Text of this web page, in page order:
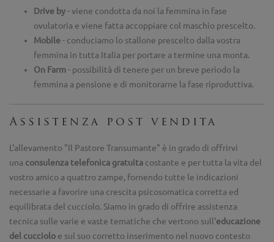
Drive by- viene condotta da noi la femmina in fase
ovulatoria e viene fatta accoppiare col maschio prescelto.
Mobile- conduciamo lo stallone prescelto dalla vostra
femmina in tutta Italia per portare a termine una monta.
On Farm- possibilità di tenere per un breve periodo la
femmina a pensione e di monitorarne la fase riproduttiva.
Assistenza post vendita
L'allevamento "Il Pastore Transumante" è in grado di offrirvi
una consulenza telefonica gratuita costante e per tutta la vita del
vostro amico a quattro zampe, fornendo tutte le indicazioni
necessarie a favorire una crescita psicosomatica corretta ed
equilibrata del cucciolo. Siamo in grado di offrire assistenza
tecnica sulle varie e vaste tematiche che vertono sull'educazione
del cucciolo e sul suo corretto inserimento nel nuovo contesto